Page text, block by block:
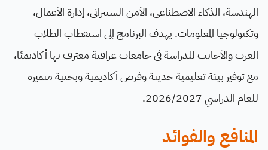
الهندسة، الذكاء الاصطناعي، الأمن السيبراني، إدارة الأعمال،
وتكنولوجيا المعلومات. يهدف البرنامج إلى استقطاب الطلاب
العرب والأجانب للدراسة في جامعات عراقية معترف بها أكاديميًا،
مع توفير بيئة تعليمية حديثة وفرص أكاديمية وبحثية متميزة
للعام الدراسي 2026/2027.
المنافع والفوائد